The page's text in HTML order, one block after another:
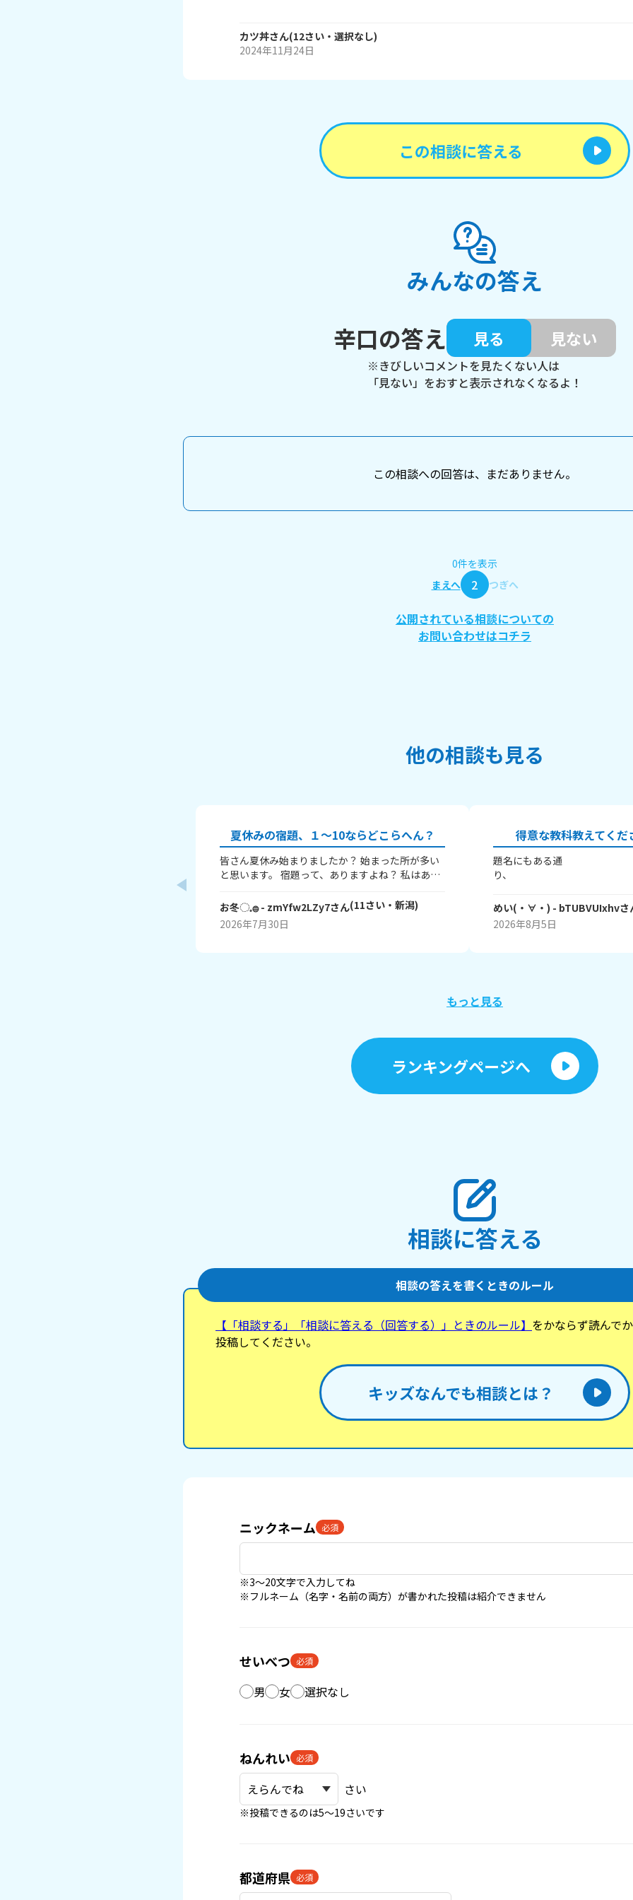
カツ丼さん(12さい・ 選択なし)
2024年11月24日
この相談に答える
みんなの答え
辛口の答え
見る 見ない
※きびしいコメントを見たくない人は
「見ない」をおすと表示されなくなるよ！
この相談への回答は、まだありません。
0件を表示
まえへ
2 つぎへ
公開されている相談についての
お問い合わせはコチラ
他の相談も見る
夏休みの宿題、１～10ならどこらへん？
皆さん夏休み始まりましたか？ 始まった所が多い
と思います。 宿題って、ありますよね？ 私はあり
したか？ 1はまだ終わってないで、10は全部終わ
ったということです！ 私は6です！ワークと習字と
絵が残ってるので！ みなさんも教えてください！
お冬◌𓈒𓐍- zmYfw2LZy7さん(11さい・ 新潟)
2026年7月30日
得意な教科教えてく
題名にもある通
り、 皆
(^^) ちなみに私は理
♪ 実験
のが楽しいんですよね
れてありがとうございました・
めい(・∀・) - bTUBVUIxhvさ
2026年8月5日
もっと見る
ランキングページへ
相談に答える
相談の答えを書くときのルール
【「相談する」「相談に答える（回答する）」ときのルール】 をかならず読んで
投稿してください。
キッズなんでも相談とは？
ニックネーム 必須
※3〜20文字で入力してね
※フルネーム（名字・名前の両方）が書かれた投稿は紹介できません
せいべつ 必須
男 女 選択なし
ねんれい 必須
さい
※投稿できるのは5〜19さいです
都道府県 必須